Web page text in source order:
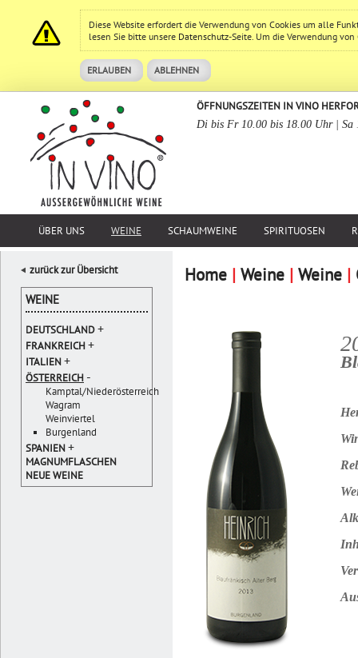
Diese Website erfordert die Verwendung von Cookies um alle
lesen Sie bitte unsere Datenschutz-Seite. Um die Verwendung
ERLAUBEN ABLEHNEN
ÖFFNUNGSZEITEN IN VINO
Di bis Fr 10.00 bis 18.00 Uhr | Sa
ÜBER UNS WEINE SCHAUMWEINE SPIRITUOSEN
Home | Weine | Weine |
zurück zur Übersicht
WEINE
DEUTSCHLAND+
FRANKREICH+
ITALIEN+
ÖSTERREICH -
Kamptal/Niederösterreich
Wagram
Weinviertel
Burgenland
SPANIEN+
MAGNUMFLASCHEN
NEUE WEINE